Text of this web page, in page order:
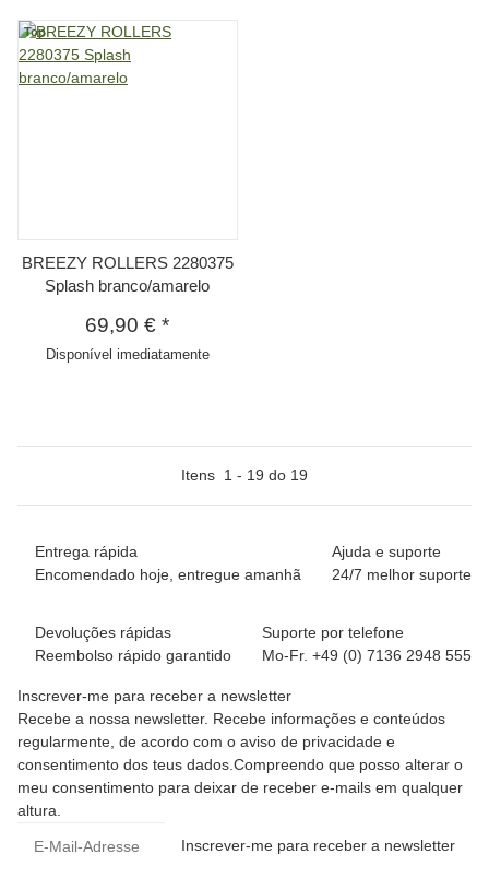
Top
BREEZY ROLLERS 2280375
Splash branco/amarelo
69,90 €*
Disponível imediatamente
Itens 1 - 19 do 19
Entrega rápida
Encomendado hoje, entregue amanhã
Ajuda e suporte
24/7 melhor suporte
Devoluções rápidas
Reembolso rápido garantido
Suporte por telefone
Mo-Fr. +49 (0) 7136 2948 555
Inscrever-me para receber a newsletter
Recebe a nossa newsletter. Recebe informações e conteúdos
regularmente, de acordo com o aviso de privacidade e
consentimento dos teus dados.Compreendo que posso alterar o
meu consentimento para deixar de receber e-mails em qualquer
altura.
Inscrever-me para receber a newsletter